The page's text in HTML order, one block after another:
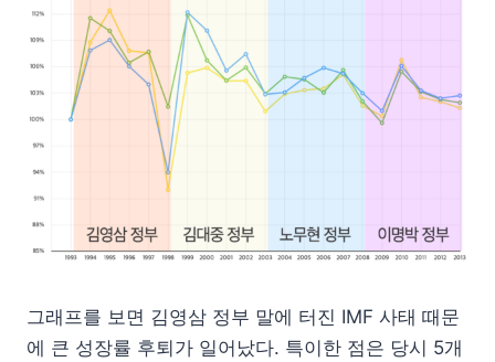
그래프를 보면 김영삼 정부 말에 터진 IMF 사태 때문
에 큰 성장률 후퇴가 일어났다. 특이한 점은 당시 5개